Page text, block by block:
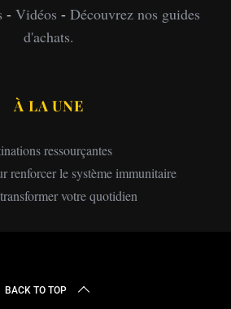
- Vidéos - Découvrez nos guides
d'achats.
À LA UNE
ressourçantes
renforcer le système immunitaire
votre quotidien
BACK TO TOP